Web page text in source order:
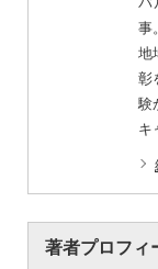
事
地
彰
験
キ
著者プロフィ